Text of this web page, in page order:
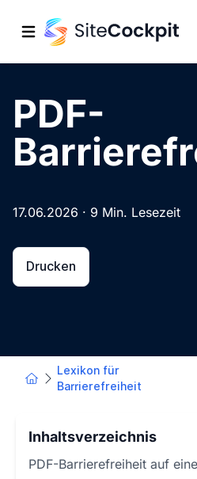
Hauptmenü öffnen
PDF-
17.06.2026 · 9 Min. Lesezeit
Drucken
Lexikon für
Barrierefreiheit
Inhaltsverzeichnis
PDF-Barrierefreiheit auf